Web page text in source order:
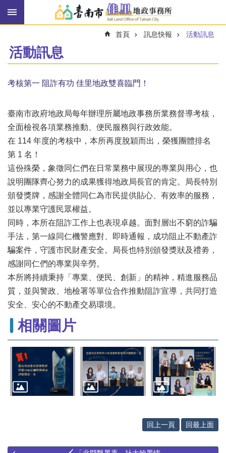
跳到主要內容區塊
搜
搜
尋
快
報
機
關
簡
介
線
上
申
辦
與
查
詢
便
民
服
民
意
交
下
載
首頁 訊息快報 活動訊息
活動訊息
考核第一 阻詐有功 佳里地政雙喜臨門！
臺南市政府地政局每年辦理所屬地政事務所業務督導考核，
全面檢視各項業務推動、便民服務與行政效能。
在 114 年度的考核中，本所再度脫穎而出，榮獲團體排名
第 1 名！
這份殊榮，象徵同仁們在日常業務中展現的專業與用心，也
說明團隊齊心努力的成果獲得地政局長官的肯定。局長特別
頒發獎牌，感謝全體同仁為市民提供貼心、有效率的服務，
並以專業守護民眾權益。
同時，本所在阻詐工作上也表現卓越。面對層出不窮的詐騙
手法，第一線同仁機警應對、即時通報，成功阻止不動產詐
騙案件，守護市民財產安全。局長也特別頒發獎狀及禮劵，
感謝同仁們的專業與辛勞。
本所將持續秉持「專業、便民、創新」的精神，精進服務品
質，並與警政、地檢署等單位合作推動阻詐宣導，共同打造
安全、安心的不動產交易環境。
相關圖片
回上一頁 回最上面